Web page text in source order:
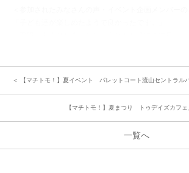
「ご入居者様間のコミュニティ形成」のサポートをし
＜ 【マチトモ！】夏イベント パレットコート流山セントラル
【マチトモ！】夏まつり トゥデイズカフ
一覧へ